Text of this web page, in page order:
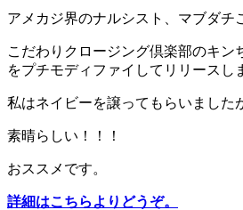
アメカジ界のナルシスト、マブダチ
こだわりクロージング倶楽部のキン
をプチモディファイしてリリースし
私はネイビーを譲ってもらいました
素晴らしい！！！
おススメです。
詳細はこちらよりどうぞ。